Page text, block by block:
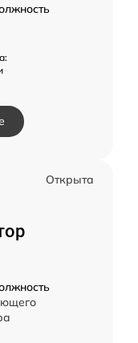
Открыта